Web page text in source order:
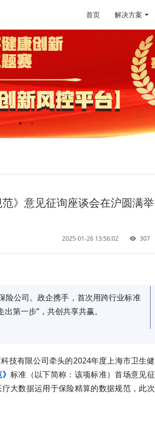
首页 解决方案
》意见征询座谈会在沪圆满举
2025-01-26 13:56:02 307
险公司。政企携手，首次用跨行业标准
出第一步”，共创共享共赢。
技有限公司牵头的2024年度上海市卫生健
》标准（以下简称：该项标准）首场意见征
大数据运用于保险精算的数据规范，此次